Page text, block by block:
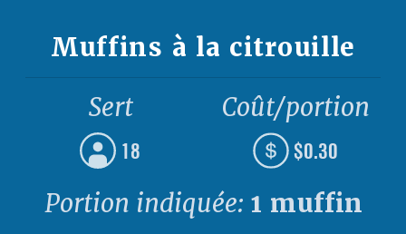
Muffins à la citrouille
Sert
18
Coût/portion
$0.30
Portion indiquée: 1 muffin